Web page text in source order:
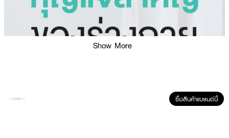
Show More
ซื้อสินค้าแบรนด์นี้